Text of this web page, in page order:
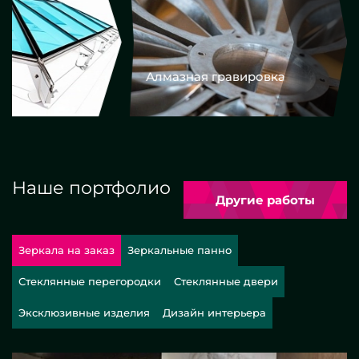
Алмазная гравировка
Наше портфолио
Другие работы
Зеркала на заказ Зеркальные панно
Стеклянные перегородки Стеклянные двери
Эксклюзивные изделия Дизайн интерьера